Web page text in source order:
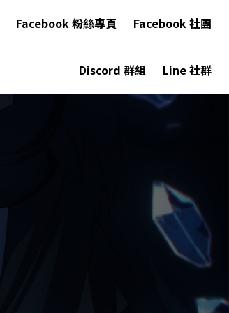
Facebook 粉絲專頁 Facebook 社團
Discord 群組 Line 社群